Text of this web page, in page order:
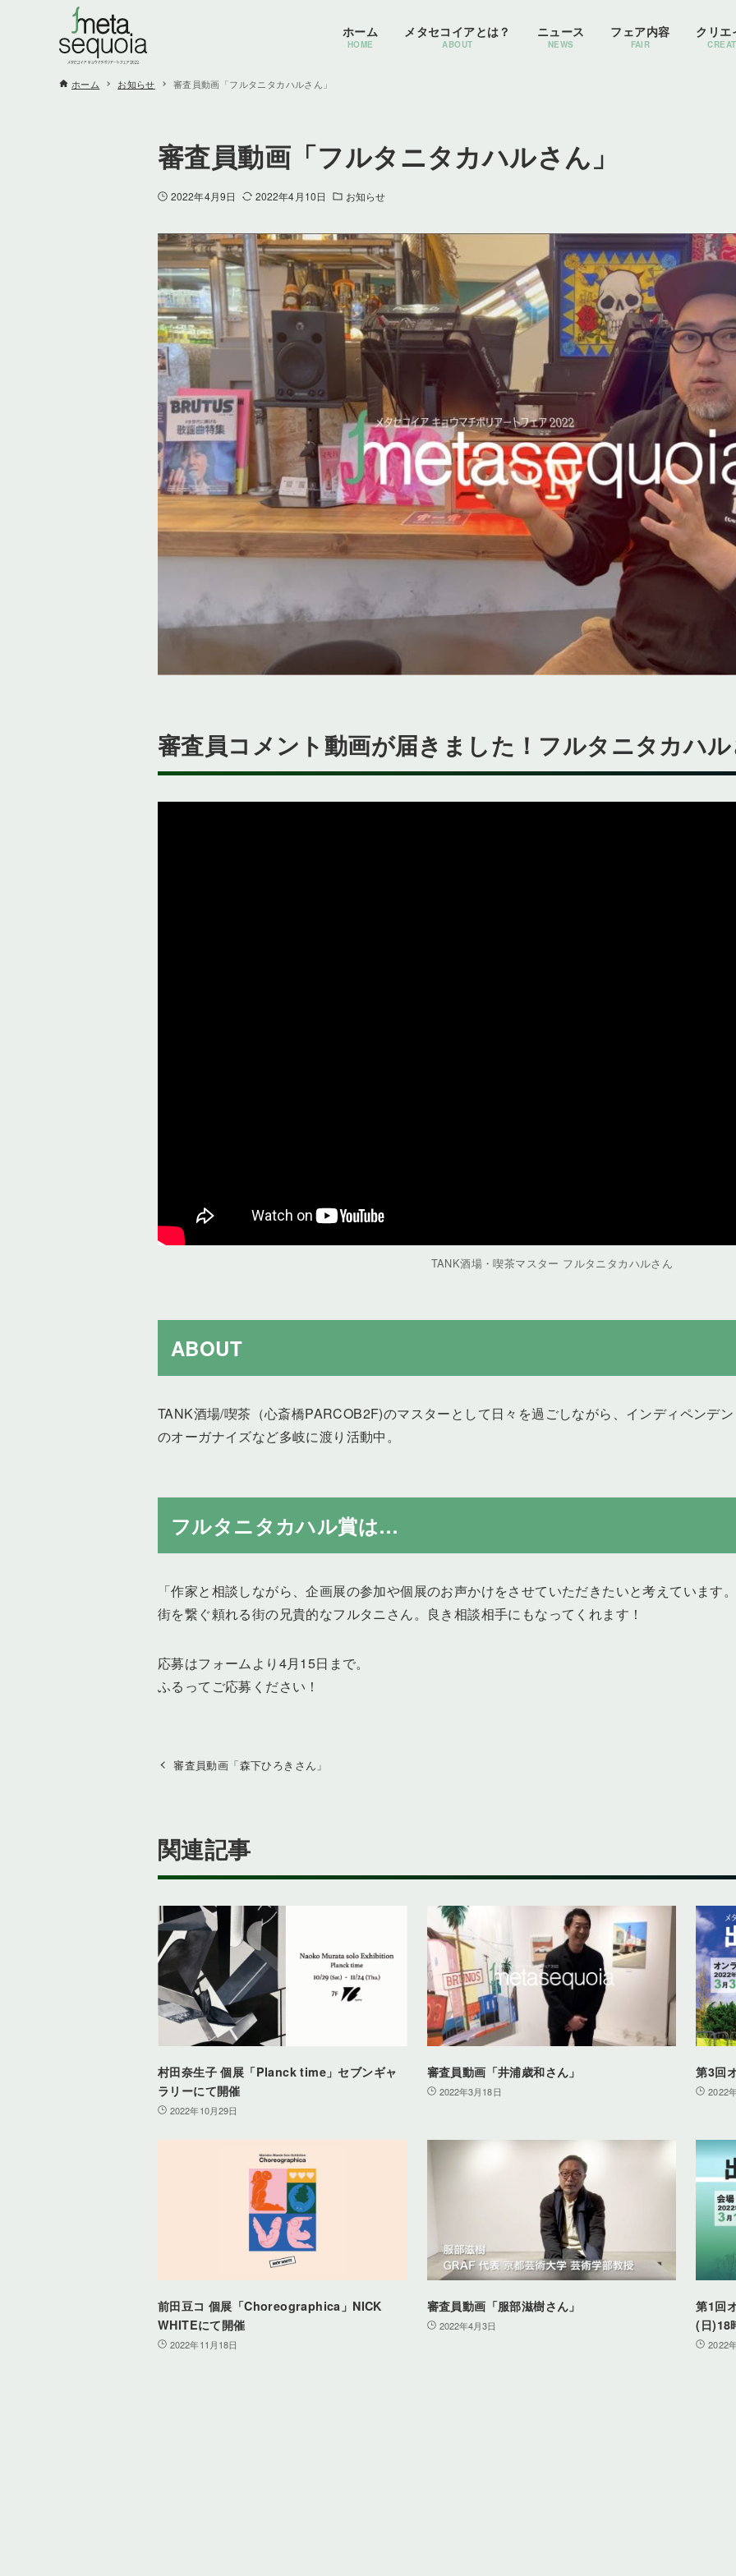
ホーム
HOME
メタセコイアとは？
ABOUT
ニュース
NEWS
フェア内容
FAIR
クリエ
ホーム お知らせ 審査員動画「フルタニタカハルさん」
審査員動画「フルタニタカハルさん」
2022年4月9日 2022年4月10日 お知らせ
審査員コメント動画が届きました！フルタニタカハ
TANK酒場・喫茶マスター フルタニタカハルさん
ABOUT
TANK酒場/喫茶（心斎橋PARCOB2F)のマスターとして日々を過ごしながら、インディペンデ
のオーガナイズなど多岐に渡り活動中。
フルタニタカハル賞は…
「作家と相談しながら、企画展の参加や個展のお声かけをさせていただきたいと考えています
街を繋ぐ頼れる街の兄貴的なフルタニさん。良き相談相手にもなってくれます！
応募はフォームより4月15日まで。
ふるってご応募ください！
審査員動画「森下ひろきさん」
関連記事
村田奈生子 個展「Planck time」セブンギャ
ラリーにて開催
2022年10月29日
審査員動画「井浦歳和さん」
2022年3月18日
第3回
2022
前田豆コ 個展「Choreographica」NICK
WHITEにて開催
2022年11月18日
審査員動画「服部滋樹さん」
2022年4月3日
第1回
(日)18
2022